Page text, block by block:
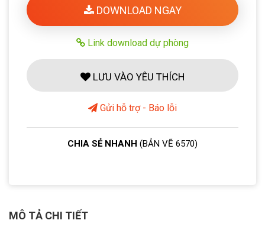
DOWNLOAD NGAY
Link download dự phòng
LƯU VÀO YÊU THÍCH
Gửi hỗ trợ - Báo lỗi
CHIA SẺ NHANH (BẢN VẼ 6570)
MÔ TẢ CHI TIẾT